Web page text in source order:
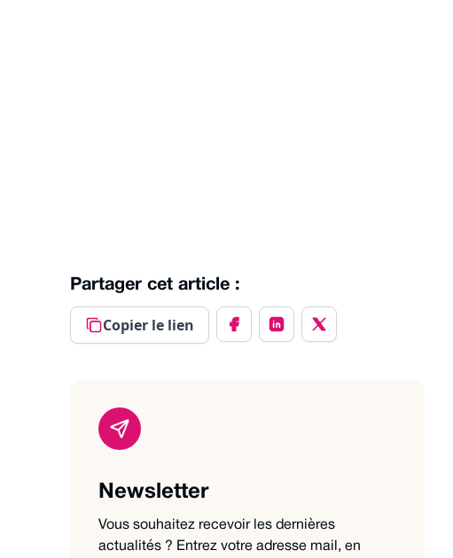
Partager cet article :
Copier le lien
Newsletter
Vous souhaitez recevoir les dernières
actualités ? Entrez votre adresse mail, en